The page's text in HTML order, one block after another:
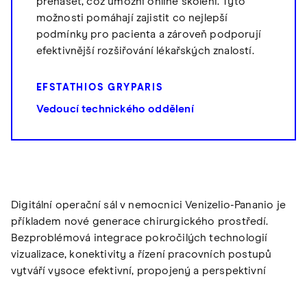
možnosti pomáhají zajistit co nejlepší
podmínky pro pacienta a zároveň podporují
efektivnější rozšiřování lékařských znalostí.
EFSTATHIOS GRYPARIS
Vedoucí technického oddělení
Digitální operační sál v nemocnici Venizelio-Pananio je
příkladem nové generace chirurgického prostředí.
Bezproblémová integrace pokročilých technologií
vizualizace, konektivity a řízení pracovních postupů
vytváří vysoce efektivní, propojený a perspektivní